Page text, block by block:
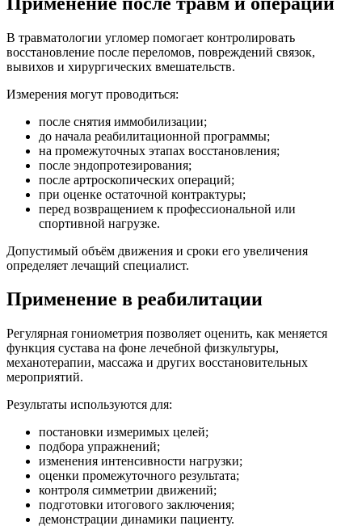
В травматологии угломер помогает контролировать
восстановление после переломов, повреждений связок,
вывихов и хирургических вмешательств.
Измерения могут проводиться:
после снятия иммобилизации;
до начала реабилитационной программы;
на промежуточных этапах восстановления;
после эндопротезирования;
после артроскопических операций;
при оценке остаточной контрактуры;
перед возвращением к профессиональной или
спортивной нагрузке.
Допустимый объём движения и сроки его увеличения
определяет лечащий специалист.
Применение в реабилитации
Регулярная гониометрия позволяет оценить, как меняется
функция сустава на фоне лечебной физкультуры,
механотерапии, массажа и других восстановительных
мероприятий.
Результаты используются для:
постановки измеримых целей;
подбора упражнений;
изменения интенсивности нагрузки;
оценки промежуточного результата;
контроля симметрии движений;
подготовки итогового заключения;
демонстрации динамики пациенту.